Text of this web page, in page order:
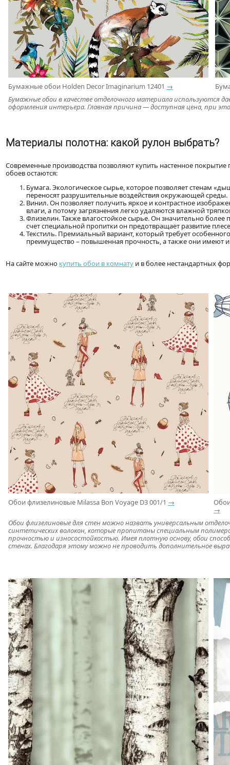
Бумажные обои Holden Decor Imaginarium 12401 →
Бумажные обои в качестве отделочного материала используются
оформления интерьера. Главная причина — доступная цена, при
Материалы полотна: какой рулон выбрать?
Современные производства позволяют купить настенное
обоев остаются:
Бумага. Экологическое сырье, которое позволяет стенам
переносят разрушительные воздействия окружающей среды.
Винил. Он позволяет получить яркое и контрастное
влаги, а потому загрязнения легко удаляются влажной
Флизелин. Также влагостойкое сырье. Он значительно
счет специальной пропитки он предотвращает развитие
Текстиль. Премиальный вариант, который требует
преимущество – повышенная прочность, а также они имеют
На сайте можно купить обои в комнату и в более нестандартных
Обои флизелиновые Milassa Bon Voyage D3 001/1 →
→
Обои флизелиновые для стен можно назвать универсальным
синтетических волокон, которые пропитаны специальным
прочностью и износостойкостью. Имея плотную основу, обои
стенах. Благодаря этому можно не проводить дополнительное